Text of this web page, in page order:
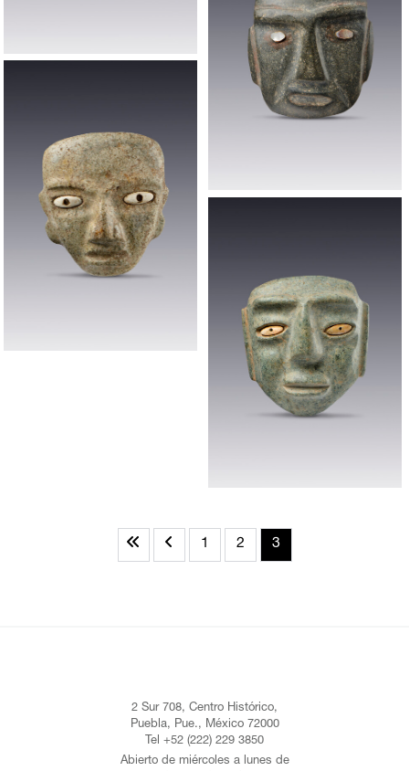
1 2 3
2 Sur 708, Centro Histórico,
Puebla, Pue., México 72000
Tel +52 (222) 229 3850
Abierto de miércoles a lunes de